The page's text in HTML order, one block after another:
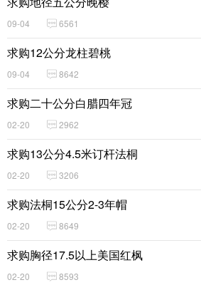
09-04 6561
求购12公分龙柱碧桃
09-04 8642
求购二十公分白腊四年冠
02-20 2962
求购13公分4.5米订杆法桐
02-20 3206
求购法桐15公分2-3年帽
02-20 8649
求购胸径17.5以上美国红枫
02-20 8593